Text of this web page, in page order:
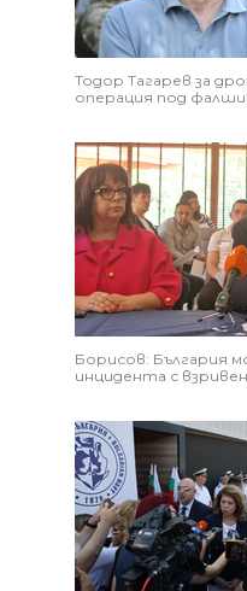
Тодор Тагарев за
операция под
Борисов: България
инцидента с